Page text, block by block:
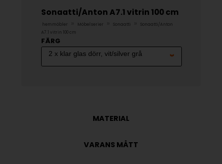
Sonaatti/Anton A7.1 vitrin 100 cm
hemmöbler Möbelserier Sonaatti
Sonaatti/Anton
A7.1 vitrin 100 cm
FÄRG
MATERIAL
VARANS MÅTT